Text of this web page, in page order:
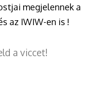
megjelennek a
az IWIW-en is !
a viccet!